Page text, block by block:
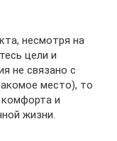
несмотря на
цели и
не связано с
место), то
и
жизни.